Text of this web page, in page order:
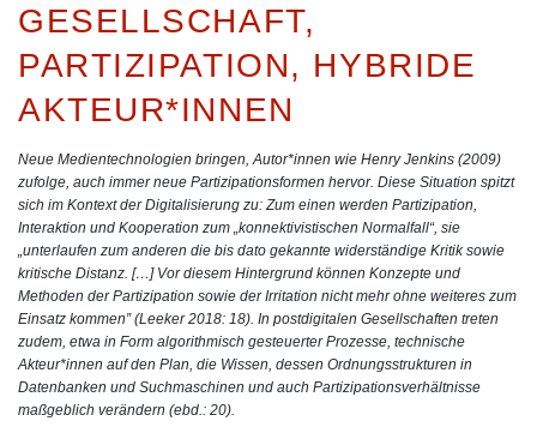
GESELLSCHAFT,
PARTIZIPATION, HYBRIDE
AKTEUR*INNEN
Neue Medientechnologien bringen, Autor*innen wie Henry Jenkins (2009)
zufolge, auch immer neue Partizipationsformen hervor. Diese Situation spitzt
sich im Kontext der Digitalisierung zu: Zum einen werden Partizipation,
Interaktion und Kooperation zum „konnektivistischen Normalfall“, sie
„unterlaufen zum anderen die bis dato gekannte widerständige Kritik sowie
kritische Distanz. […] Vor diesem Hintergrund können Konzepte und
Methoden der Partizipation sowie der Irritation nicht mehr ohne weiteres zum
Einsatz kommen” (Leeker 2018: 18). In postdigitalen Gesellschaften treten
zudem, etwa in Form algorithmisch gesteuerter Prozesse, technische
Akteur*innen auf den Plan, die Wissen, dessen Ordnungsstrukturen in
Datenbanken und Suchmaschinen und auch Partizipationsverhältnisse
maßgeblich verändern (ebd.: 20).